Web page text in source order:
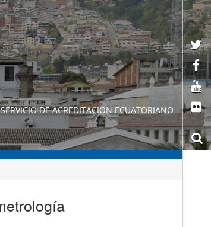
SERVICIO DE ACREDITACION ECUATORIANO